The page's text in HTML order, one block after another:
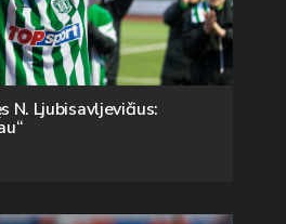
N. Ljubisavljevičius: